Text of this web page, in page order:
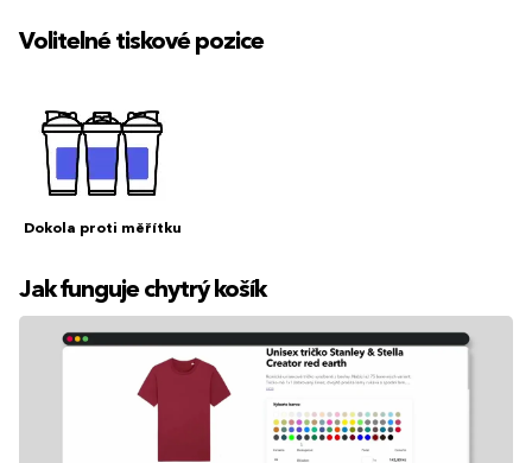
Volitelné tiskové pozice
Dokola proti měřítku
Jak funguje chytrý košík